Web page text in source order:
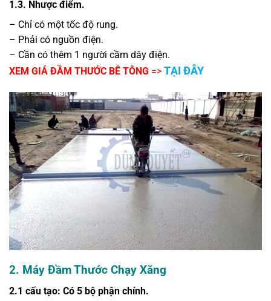
1.3. Nhược điểm.
– Chỉ có một tốc độ rung.
– Phải có nguồn điện.
– Cần có thêm 1 người cầm dây điện.
XEM GIÁ ĐẦM THƯỚC BÊ TÔNG => TẠI ĐÂY
2. Máy Đầm Thước Chạy Xăng
2.1 cấu tạo: Có 5 bộ phận chính.